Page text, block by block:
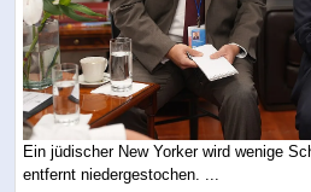
Ein jüdischer New Yorker wird wenige
entfernt niedergestochen. ...